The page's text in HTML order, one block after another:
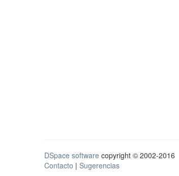
DSpace software copyright © 2002-2016
Contacto | Sugerencias